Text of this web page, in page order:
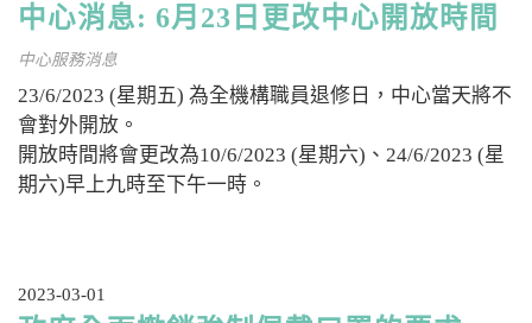
中心消息: 6月23日更改中心開放時間
中心服務消息
23/6/2023 (星期五) 為全機構職員退修日，中心當天將不
會對外開放。
開放時間將會更改為10/6/2023 (星期六)、24/6/2023 (星
期六)早上九時至下午一時。
2023-03-01